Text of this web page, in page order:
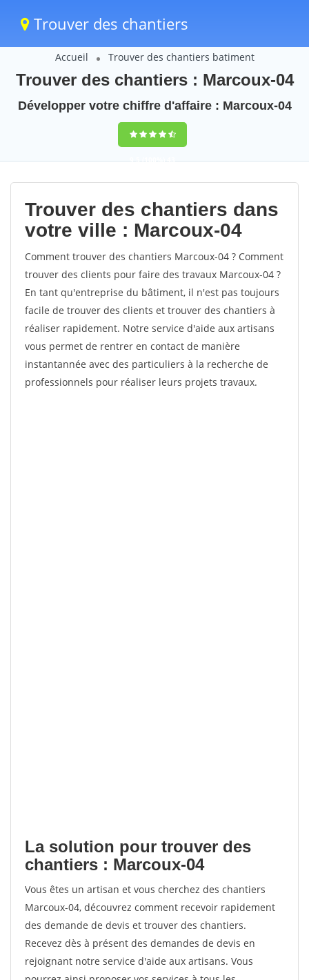
Trouver des chantiers
Accueil Trouver des chantiers batiment
Trouver des chantiers : Marcoux-04
Développer votre chiffre d'affaire : Marcoux-04
9,5(100%)43
votes
Trouver des chantiers dans
votre ville : Marcoux-04
Comment trouver des chantiers Marcoux-04 ? Comment
trouver des clients pour faire des travaux Marcoux-04 ?
En tant qu'entreprise du bâtiment, il n'est pas toujours
facile de trouver des clients et trouver des chantiers à
réaliser rapidement. Notre service d'aide aux artisans
vous permet de rentrer en contact de manière
instantannée avec des particuliers à la recherche de
professionnels pour réaliser leurs projets travaux.
La solution pour trouver des
chantiers : Marcoux-04
Vous êtes un artisan et vous cherchez des chantiers
Marcoux-04, découvrez comment recevoir rapidement
des demande de devis et trouver des chantiers.
Recevez dès à présent des demandes de devis en
rejoignant notre service d'aide aux artisans. Vous